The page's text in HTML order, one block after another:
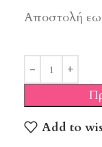
Αποστολή
Add to